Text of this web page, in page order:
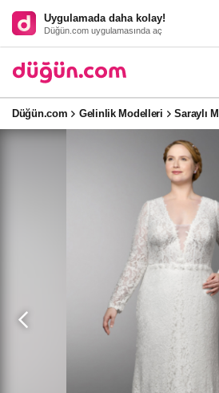
Uygulamada daha kolay!
Düğün.com uygulamasında aç
Düğün.com Gelinlik Modelleri Saraylı